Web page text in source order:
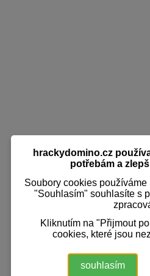
hrackydomino.cz
potřebám a
Soubory cookies
"Souhlasím" souhlasíte s
Kliknutím na "Přijmout
cookies, které jsou
souhlasím